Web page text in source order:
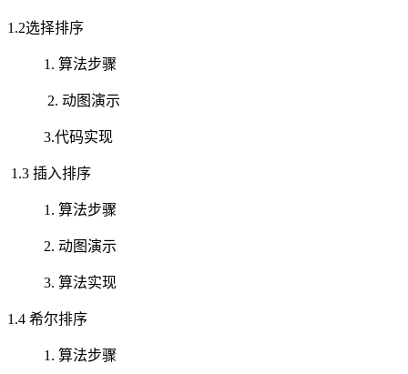
1.2选择排序
1. 算法步骤
2. 动图演示
3.代码实现
1.3 插入排序
1. 算法步骤
2. 动图演示
3. 算法实现
1.4 希尔排序
1. 算法步骤